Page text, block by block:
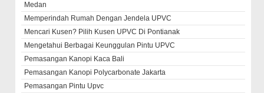
Medan
Memperindah Rumah Dengan Jendela UPVC
Mencari Kusen? Pilih Kusen UPVC Di Pontianak
Mengetahui Berbagai Keunggulan Pintu UPVC
Pemasangan Kanopi Kaca Bali
Pemasangan Kanopi Polycarbonate Jakarta
Pemasangan Pintu Upvc